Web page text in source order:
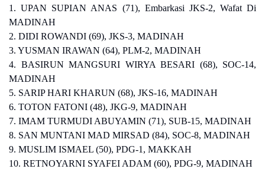
1. UPAN SUPIAN ANAS (71), Embarkasi JKS-2, Wafat Di
MADINAH
2. DIDI ROWANDI (69), JKS-3, MADINAH
3. YUSMAN IRAWAN (64), PLM-2, MADINAH
4. BASIRUN MANGSURI WIRYA BESARI (68), SOC-14,
MADINAH
5. SARIP HARI KHARUN (68), JKS-16, MADINAH
6. TOTON FATONI (48), JKG-9, MADINAH
7. IMAM TURMUDI ABUYAMIN (71), SUB-15, MADINAH
8. SAN MUNTANI MAD MIRSAD (84), SOC-8, MADINAH
9. MUSLIM ISMAEL (50), PDG-1, MAKKAH
10. RETNOYARNI SYAFEI ADAM (60), PDG-9, MADINAH